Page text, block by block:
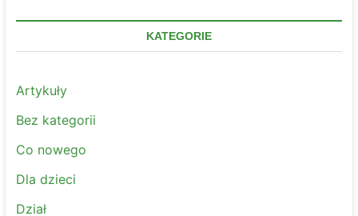
KATEGORIE
Artykuły
Bez kategorii
Co nowego
Dla dzieci
Dział